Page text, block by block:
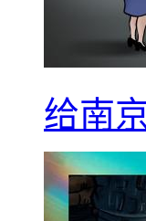
给南